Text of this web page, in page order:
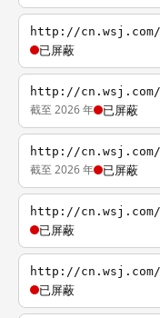
http://cn.wsj.com/
已屏蔽
http://cn.wsj.com/
截至 2026 年 已屏蔽
http://cn.wsj.com/
截至 2026 年 已屏蔽
http://cn.wsj.com/
已屏蔽
http://cn.wsj.com/
已屏蔽